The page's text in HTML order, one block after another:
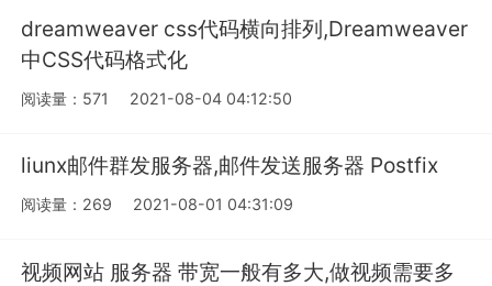
dreamweaver css代码横向排列,Dreamweaver
中CSS代码格式化
阅读量：571 2021-08-04 04:12:50
liunx邮件群发服务器,邮件发送服务器 Postfix
阅读量：269 2021-08-01 04:31:09
视频网站 服务器 带宽一般有多大,做视频需要多